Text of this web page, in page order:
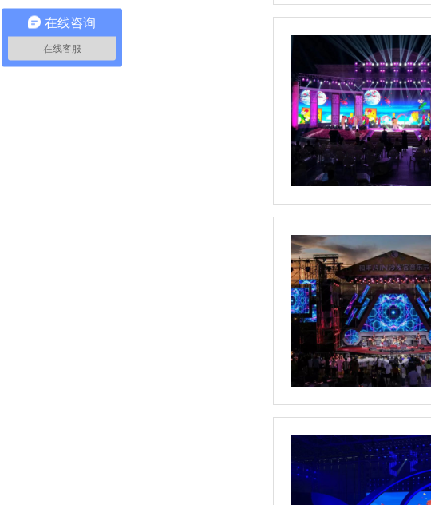
在线咨询
在线客服